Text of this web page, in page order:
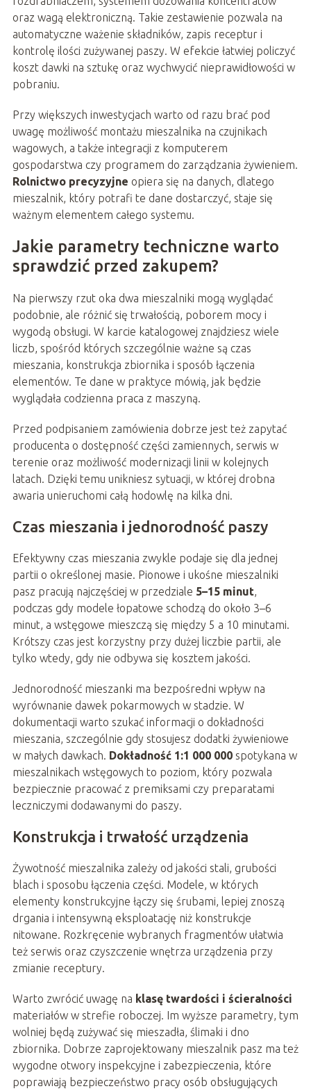
oraz wagą elektroniczną. Takie zestawienie pozwala na
automatyczne ważenie składników, zapis receptur i
kontrolę ilości zużywanej paszy. W efekcie łatwiej policzyć
koszt dawki na sztukę oraz wychwycić nieprawidłowości w
pobraniu.
Przy większych inwestycjach warto od razu brać pod
uwagę możliwość montażu mieszalnika na czujnikach
wagowych, a także integracji z komputerem
gospodarstwa czy programem do zarządzania żywieniem.
Rolnictwo precyzyjne opiera się na danych, dlatego
mieszalnik, który potrafi te dane dostarczyć, staje się
ważnym elementem całego systemu.
Jakie parametry techniczne warto
sprawdzić przed zakupem?
Na pierwszy rzut oka dwa mieszalniki mogą wyglądać
podobnie, ale różnić się trwałością, poborem mocy i
wygodą obsługi. W karcie katalogowej znajdziesz wiele
liczb, spośród których szczególnie ważne są czas
mieszania, konstrukcja zbiornika i sposób łączenia
elementów. Te dane w praktyce mówią, jak będzie
wyglądała codzienna praca z maszyną.
Przed podpisaniem zamówienia dobrze jest też zapytać
producenta o dostępność części zamiennych, serwis w
terenie oraz możliwość modernizacji linii w kolejnych
latach. Dzięki temu unikniesz sytuacji, w której drobna
awaria unieruchomi całą hodowlę na kilka dni.
Czas mieszania i jednorodność paszy
Efektywny czas mieszania zwykle podaje się dla jednej
partii o określonej masie. Pionowe i ukośne mieszalniki
pasz pracują najczęściej w przedziale 5–15 minut,
podczas gdy modele łopatowe schodzą do około 3–6
minut, a wstęgowe mieszczą się między 5 a 10 minutami.
Krótszy czas jest korzystny przy dużej liczbie partii, ale
tylko wtedy, gdy nie odbywa się kosztem jakości.
Jednorodność mieszanki ma bezpośredni wpływ na
wyrównanie dawek pokarmowych w stadzie. W
dokumentacji warto szukać informacji o dokładności
mieszania, szczególnie gdy stosujesz dodatki żywieniowe
w małych dawkach. Dokładność 1:1 000 000spotykana w
mieszalnikach wstęgowych to poziom, który pozwala
bezpiecznie pracować z premiksami czy preparatami
leczniczymi dodawanymi do paszy.
Konstrukcja i trwałość urządzenia
Żywotność mieszalnika zależy od jakości stali, grubości
blach i sposobu łączenia części. Modele, w których
elementy konstrukcyjne łączy się śrubami, lepiej znoszą
drgania i intensywną eksploatację niż konstrukcje
nitowane. Rozkręcenie wybranych fragmentów ułatwia
też serwis oraz czyszczenie wnętrza urządzenia przy
zmianie receptury.
Warto zwrócić uwagę na klasę twardości i ścieralności
materiałów w strefie roboczej. Im wyższe parametry, tym
wolniej będą zużywać się mieszadła, ślimaki i dno
zbiornika. Dobrze zaprojektowany mieszalnik pasz ma też
wygodne otwory inspekcyjne i zabezpieczenia, które
poprawiają bezpieczeństwo pracy osób obsługujących